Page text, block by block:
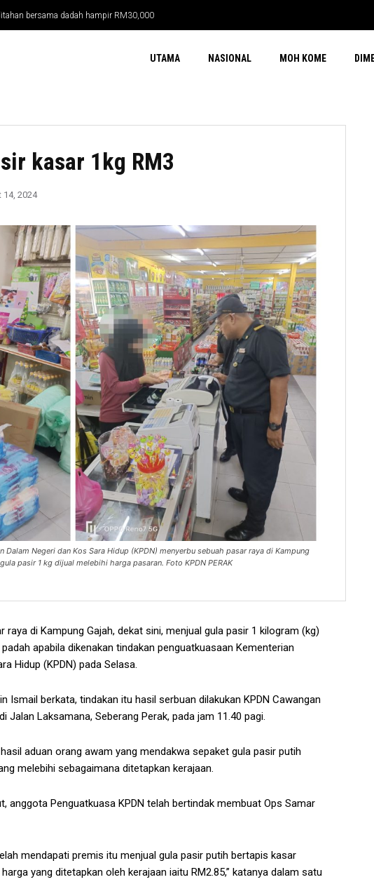
bersama dadah hampir RM30,000
UTAMA NASIONAL MOH KOME
kasar 1kg RM3
14, 2024
Dalam Negeri dan Kos Sara Hidup (KPDN) menyerbu sebuah pasar raya di Kampung
pasir 1 kg dijual melebihi harga pasaran. Foto KPDN PERAK
raya di Kampung Gajah, dekat sini, menjual gula pasir 1 kilogram (kg)
apabila dikenakan tindakan penguatkuasaan Kementerian
Hidup (KPDN) pada Selasa.
Ismail berkata, tindakan itu hasil serbuan dilakukan KPDN Cawangan
Jalan Laksamana, Seberang Perak, pada jam 11.40 pagi.
aduan orang awam yang mendakwa sepaket gula pasir putih
melebihi sebagaimana ditetapkan kerajaan.
anggota Penguatkuasa KPDN telah bertindak membuat Ops Samar
mendapati premis itu menjual gula pasir putih bertapis kasar
yang ditetapkan oleh kerajaan iaitu RM2.85,” katanya dalam satu